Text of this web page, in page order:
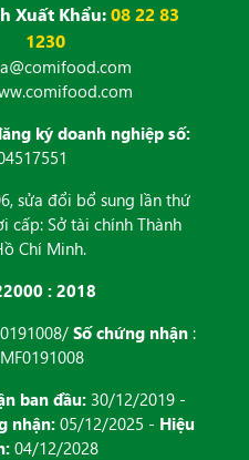
Xuất Khẩu:08 22 83
1230
ký doanh nghiệp số:
sửa đổi bổ sung lần thứ
cấp: Sở tài chính Thành
Chí Minh.
: 2018
Số chứng nhận :
ban đầu: 30/12/2019 -
nhận:05/12/2025 - Hiệu
04/12/2028